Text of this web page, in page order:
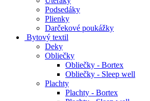
Podsedáky
Plienky
Darčekové poukážky
Bytový textil
Deky
Obliečky
Obliečky - Bortex
Obliečky - Sleep well
Plachty
Plachty - Bortex